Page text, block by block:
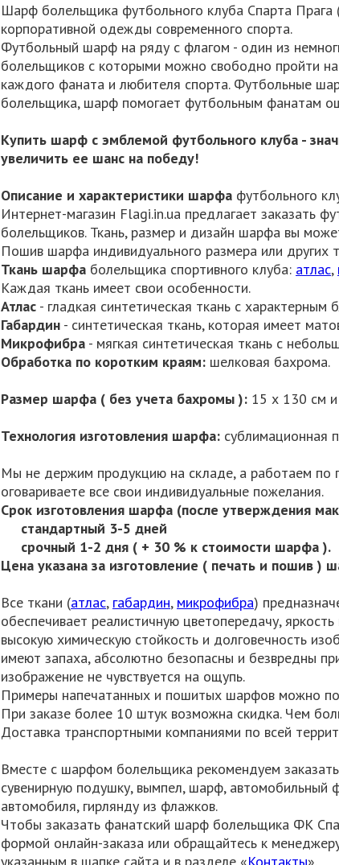
Шарф болельщика футбольного клуба Спарта Прага
корпоративной одежды современного спорта.
Футбольный шарф на ряду с флагом - один из
болельщиков с которыми можно свободно пройти
каждого фаната и любителя спорта. Футбольные
болельщика, шарф помогает футбольным фанатам
Купить шарф с эмблемой футбольного клуба -
увеличить ее шанс на победу!
Описание и характеристики шарфа футбольного
Интернет-магазин Flagi.in.ua предлагает заказать
болельщиков. Ткань, размер и дизайн шарфа вы
Пошив шарфа индивидуального размера или других
Ткань шарфа болельщика спортивного клуба: атлас,
Каждая ткань имеет свои особенности.
Атлас - гладкая синтетическая ткань с
Габардин - синтетическая ткань, которая имеет
Микрофибра - мягкая синтетическая ткань с
Обработка по коротким краям: шелковая бахрома.
Размер шарфа ( без учета бахромы ): 15 х 130 см
Технология изготовления шарфа: сублимационная
Мы не держим продукцию на складе, а работаем по
оговариваете все свои индивидуальные пожелания.
Срок изготовления шарфа (после утверждения
стандартный 3-5 дней
срочный 1-2 дня ( + 30 % к стоимости шарфа ).
Цена указана за изготовление ( печать и пошив )
Все ткани (атлас, габардин, микрофибра)
обеспечивает реалистичную цветопередачу,
высокую химическую стойкость и долговечность
имеют запаха, абсолютно безопасны и безвредны
изображение не чувствуется на ощупь.
Примеры напечатанных и пошитых шарфов можно
При заказе более 10 штук возможна скидка. Чем
Доставка транспортными компаниями по всей
Вместе с шарфом болельщика рекомендуем
сувенирную подушку, вымпел, шарф, автомобильный
автомобиля, гирлянду из флажков.
Чтобы заказать фанатский шарф болельщика ФК
формой онлайн-заказа или обращайтесь к